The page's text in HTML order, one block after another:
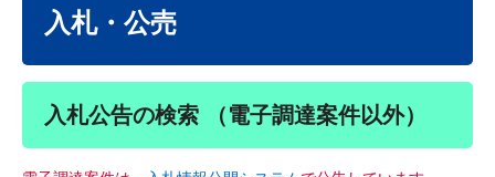
入札・公売
入札公告の検索 （電子調達案件以外）